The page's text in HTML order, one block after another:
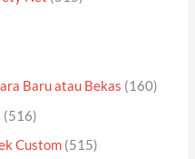
Baru atau Bekas (160)
(516)
Custom (515)